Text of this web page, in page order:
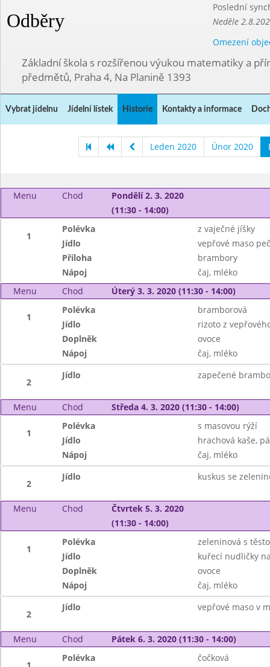
Odběry
Poslední
Neděle
Omezení
Základní škola s rozšířenou výukou matematiky a
předmětů, Praha 4, Na Planině 1393
Vybrat jídelnu Jídelní lístek Historie Kontakty a informace
Leden 2020 Únor 2020
Menu Chod
Pondělí 2. 3. 2020
(11:30 - 14:00)
1
Polévka
z vaječné jíšky
Jídlo
vepřové maso
Příloha
brambory
Nápoj
čaj, mléko
Menu
Chod Úterý 3. 3. 2020 (11:30 - 14:00)
1
Polévka
bramborová
Jídlo
rizoto z
Doplněk
ovoce
Nápoj
čaj, mléko
2
Jídlo zapečené
Menu Chod Středa 4. 3. 2020 (11:30 - 14:00)
1
Polévka
s masovou rýží
Jídlo
hrachová kaše,
Nápoj
čaj, mléko
2
Jídlo kuskus se
Menu Chod
Čtvrtek 5. 3. 2020
(11:30 - 14:00)
1
Polévka
zeleninová s
Jídlo
kuřecí nudličky
Doplněk
ovoce
Nápoj
čaj, mléko
2
Jídlo vepřové maso v
Menu Chod Pátek 6. 3. 2020 (11:30 - 14:00)
Polévka
čočková